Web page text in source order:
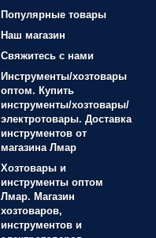
Популярные товары
Наш магазин
Свяжитесь с нами
Инструменты/хозтовары
оптом. Купить
инструменты/хозтовары/
электротовары. Доставка
инструментов от
магазина Лмар
Хозтовары и
инструменты оптом
Лмар. Магазин
хозтоваров,
инструментов и